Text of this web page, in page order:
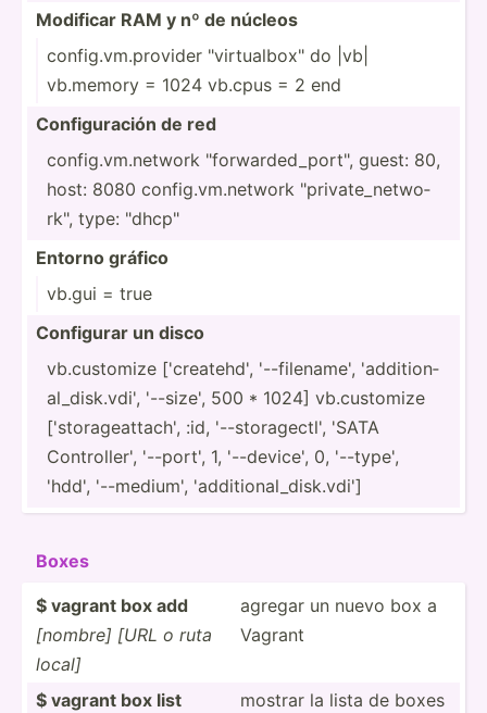
Modificar RAM y nº de núcleos
config.vm.pr­­ovider "­­vi­r­t­ua­­lbo­­x" do |vb|
vb.memory = 1024 vb.cpus = 2 end
Config­­ur­ación de red
config.vm.ne­­twork "­­fo­r­w­ar­­ded­­_p­o­r­t", guest: 80,
host: 8080 config.vm.ne­­twork "­­pr­i­v­at­­e_n­­et­w­o­
rk­­", type: "­­dh­c­p­"
Entorno gráfico
vb.gui = true
Configurar un disco
vb.cus­­tomize ['crea­­tehd', '--fil­­en­ame', 'addit­­io­n­
a­l_­­dis­­k.v­di', '--size', 500 * 1024] vb.cus­­tomize
['stor­­ag­e­a­tt­­ach', :id, '--sto­­ra­g­e­ctl', 'SATA
Contro­­ller', '--port', 1, '--dev­­ice', 0, '--type',
'hdd', '--med­­ium', 'addit­­io­n­a­l_­­dis­­k.v­di']
Boxes
$ vagrant box add
[nombre] [URL o ruta
local]
agregar un nuevo box a
Vagrant
$ vagrant box list
mostrar la lista de boxes